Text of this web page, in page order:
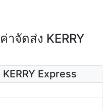
าจัดส่ง KERRY
Express